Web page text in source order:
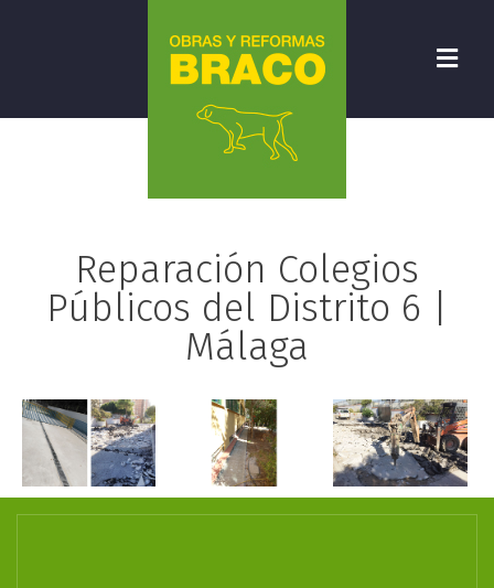
Reparación Colegios
Públicos del Distrito 6 |
Málaga